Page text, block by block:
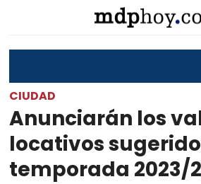
CIUDAD
Anunciarán los
locativos
temporada 2023/